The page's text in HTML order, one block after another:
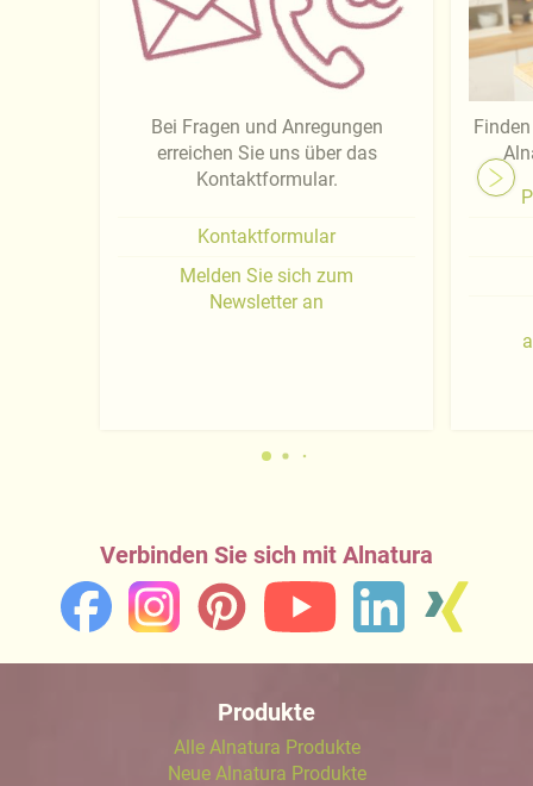
Bei Fragen und Anregungen
erreichen Sie uns über das
Kontaktformular.
Kontaktformular
Melden Sie sich zum
Newsletter an
Verbinden Sie sich mit Alnatura
Produkte
Alle Alnatura Produkte
Neue Alnatura Produkte